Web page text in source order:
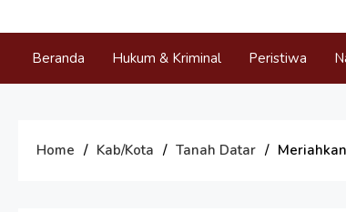
Padang Expo
Beranda Hukum & Kriminal Peristiwa
Home Kab/Kota Tanah Datar